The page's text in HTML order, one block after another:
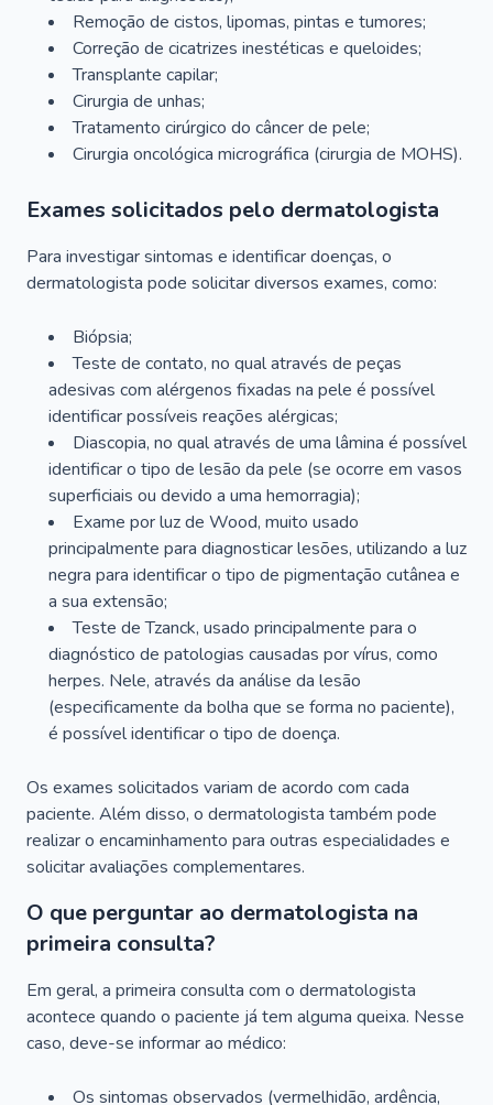
Remoção de cistos, lipomas, pintas e tumores;
Correção de cicatrizes inestéticas e queloides;
Transplante capilar;
Cirurgia de unhas;
Tratamento cirúrgico do câncer de pele;
Cirurgia oncológica micrográfica (cirurgia de MOHS).
Exames solicitados pelo dermatologista
Para investigar sintomas e identificar doenças, o
dermatologista pode solicitar diversos exames, como:
Biópsia;
Teste de contato, no qual através de peças
adesivas com alérgenos fixadas na pele é possível
identificar possíveis reações alérgicas;
Diascopia, no qual através de uma lâmina é possível
identificar o tipo de lesão da pele (se ocorre em vasos
superficiais ou devido a uma hemorragia);
Exame por luz de Wood, muito usado
principalmente para diagnosticar lesões, utilizando a luz
negra para identificar o tipo de pigmentação cutânea e
a sua extensão;
Teste de Tzanck, usado principalmente para o
diagnóstico de patologias causadas por vírus, como
herpes. Nele, através da análise da lesão
(especificamente da bolha que se forma no paciente),
é possível identificar o tipo de doença.
Os exames solicitados variam de acordo com cada
paciente. Além disso, o dermatologista também pode
realizar o encaminhamento para outras especialidades e
solicitar avaliações complementares.
O que perguntar ao dermatologista na
primeira consulta?
Em geral, a primeira consulta com o dermatologista
acontece quando o paciente já tem alguma queixa. Nesse
caso, deve-se informar ao médico:
Os sintomas observados (vermelhidão, ardência,